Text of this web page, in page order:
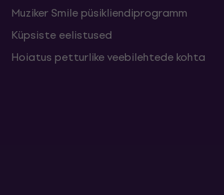
Muziker Smile püsikliendiprogramm
Küpsiste eelistused
Hoiatus petturlike veebilehtede kohta